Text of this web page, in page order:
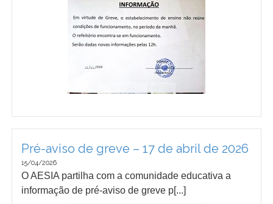
Pré-aviso de greve – 17 de abril de 2026
15/04/2026
O AESIA partilha com a comunidade educativa a
informação de pré-aviso de greve p[...]